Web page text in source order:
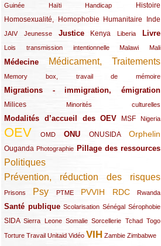
Guinée
(12/289) Haïti
(15/289) Handicap
(10/289) Histoire
(49/289)
Homosexualité, Homophobie
(44/289) Humanitaire
(47/289) Inde
(34/289)
JAIV
(10/289)Jeunesse
(21/289) Justice
(65/289) Kenya
(35/289) Liberia
(25/289) Livre
(62/289)
Lois transmission intentionnelle
(24/289) Malawi
(11/289) Mali
(21/289)
Médecine
(62/289) Médicament, Traitements
(142/289)
Memory box, travail de mémoire
(11/289)
Migrations - immigration, émigration
(67/289)
Milices
(34/289) Minorités culturelles
(15/289)
Modalités d’accueil des OEV
(58/289) MSF
(54/289) Nigeria
(27/289)
OEV
(269/289) OMD
(26/289) ONU
(58/289) ONUSIDA
(44/289) Orphelin
(112/289)
Ouganda
(29/289) Photographie
(27/289) Pillage des ressources
(77/289)
Politiques
(120/289)
Prévention, réduction des risques
(131/289)
Prisons
(22/289) Psy
(119/289) PTME
(12/289) PVVIH
(111/289) RDC
(104/289) Rwanda
(23/289)
Santé publique
(59/289) Scolarisation
(9/289) Sénégal
(13/289) Sérophobie
(19/289)
SIDA
(29/289)Sierra Leone
(13/289) Somalie
(12/289) Sorcellerie
(19/289) Tchad
(10/289) Togo
(15/289)
Torture
(17/289)Travail
(21/289) Unitaid
(26/289) Vidéo
(23/289) VIH
(154/289) Zambie
(12/289) Zimbabwe
(21/289)